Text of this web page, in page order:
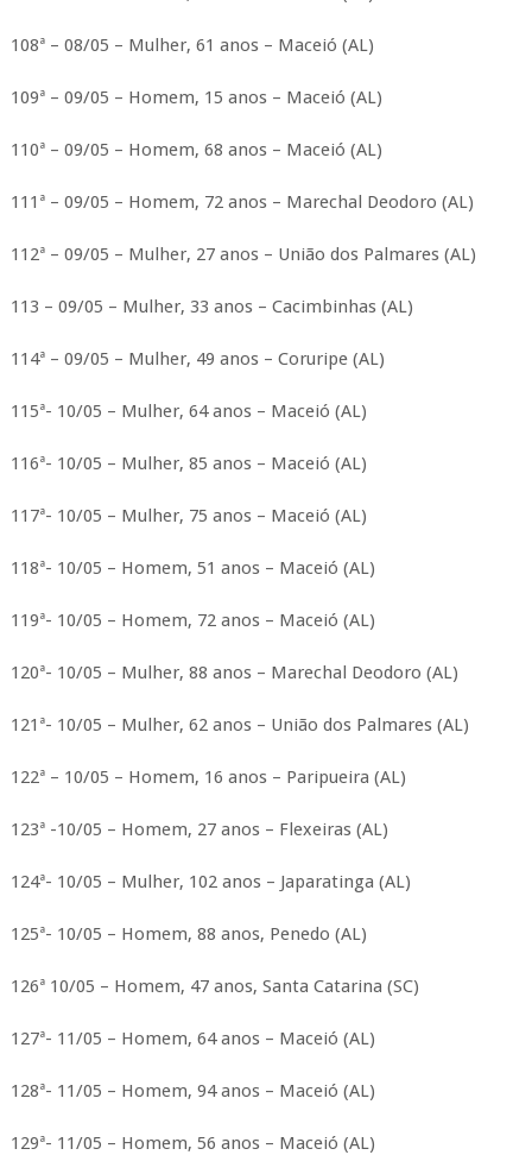
108ª – 08/05 – Mulher, 61 anos – Maceió (AL)
109ª – 09/05 – Homem, 15 anos – Maceió (AL)
110ª – 09/05 – Homem, 68 anos – Maceió (AL)
111ª – 09/05 – Homem, 72 anos – Marechal Deodoro (AL)
112ª – 09/05 – Mulher, 27 anos – União dos Palmares (AL)
113 – 09/05 – Mulher, 33 anos – Cacimbinhas (AL)
114ª – 09/05 – Mulher, 49 anos – Coruripe (AL)
115ª- 10/05 – Mulher, 64 anos – Maceió (AL)
116ª- 10/05 – Mulher, 85 anos – Maceió (AL)
117ª- 10/05 – Mulher, 75 anos – Maceió (AL)
118ª- 10/05 – Homem, 51 anos – Maceió (AL)
119ª- 10/05 – Homem, 72 anos – Maceió (AL)
120ª- 10/05 – Mulher, 88 anos – Marechal Deodoro (AL)
121ª- 10/05 – Mulher, 62 anos – União dos Palmares (AL)
122ª – 10/05 – Homem, 16 anos – Paripueira (AL)
123ª -10/05 – Homem, 27 anos – Flexeiras (AL)
124ª- 10/05 – Mulher, 102 anos – Japaratinga (AL)
125ª- 10/05 – Homem, 88 anos, Penedo (AL)
126ª 10/05 – Homem, 47 anos, Santa Catarina (SC)
127ª- 11/05 – Homem, 64 anos – Maceió (AL)
128ª- 11/05 – Homem, 94 anos – Maceió (AL)
129ª- 11/05 – Homem, 56 anos – Maceió (AL)